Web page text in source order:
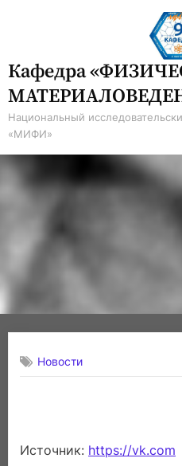
Кафедра
Национальный
«МИФИ»
Новости
Источник: https://vk.com